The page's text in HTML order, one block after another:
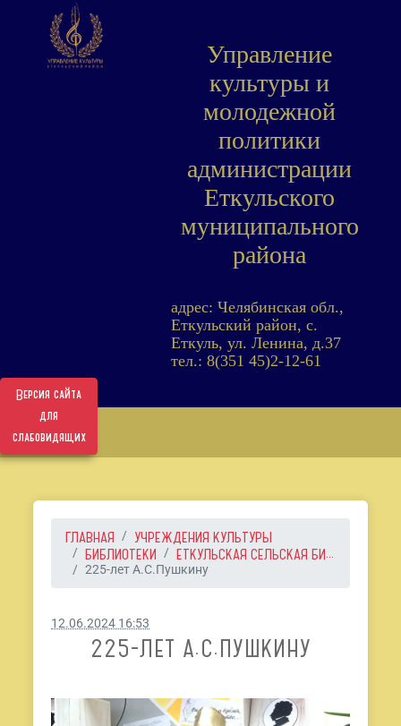
Версия сайта
для
слабовидящих
Управление
культуры и
молодежной
политики
администрации
Еткульского
муниципального
района
адрес: Челябинская обл.,
Еткульский район, с.
Еткуль, ул. Ленина, д.37
тел.: 8(351 45)2-12-61
ГЛАВНАЯ
УЧРЕЖДЕНИЯ КУЛЬТУРЫ
БИБЛИОТЕКИ
ЕТКУЛЬСКАЯ СЕЛЬСКАЯ БИ...
225-лет А.С.Пушкину
12.06.2024 16:53
225-ЛЕТ А.С.ПУШКИНУ